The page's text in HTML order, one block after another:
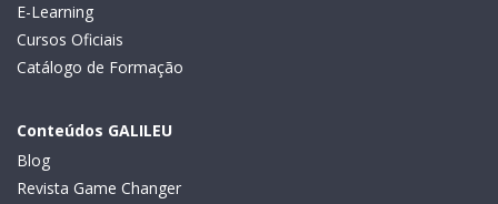
E-Learning
Cursos Oficiais
Catálogo de Formação
Conteúdos GALILEU
Blog
Revista Game Changer